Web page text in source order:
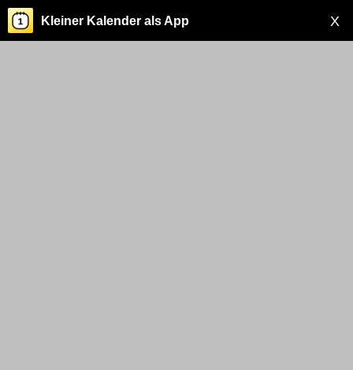
X
Kleiner Kalender als App